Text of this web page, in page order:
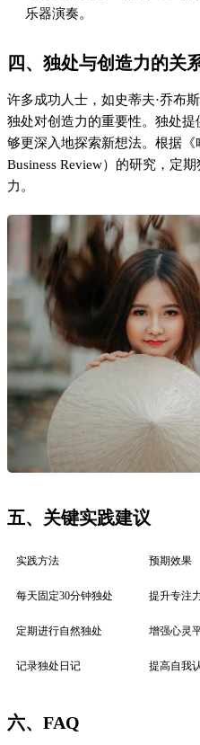
乐器演奏。
四、独处与创造力的关
许多成功人士，如史蒂夫·乔布
独处对创造力的重要性。独处
够更深入地探索新想法。根据《
Business Review）的研究，定
力。
五、关键实践建议
实践方法 预期效果
每天固定30分钟独处 提升专注
定期进行自然独处 增强心灵
记录独处日记 提高自我
六、FAQ